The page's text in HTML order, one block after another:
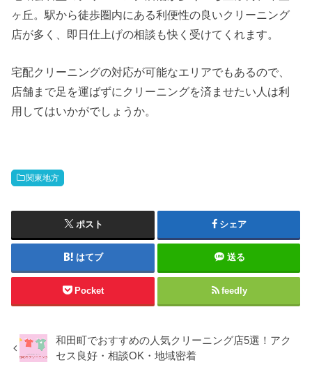
ヶ丘。駅から徒歩圏内にある利便性の良いクリーニング
店が多く、即日仕上げの相談も快く受けてくれます。
宅配クリーニングの対応が可能なエリアでもあるので、
店舗まで足を運ばずにクリーニングを済ませたい人は利
用してはいかがでしょうか。
関東地方
ポスト シェア
はてブ 送る
Pocket feedly
和田町でおすすめの人気クリーニング店5選！アク
セス良好・相談OK・地域密着